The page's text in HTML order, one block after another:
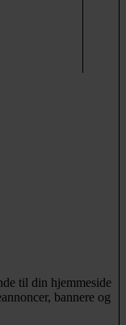
til din hjemmeside
bannere og